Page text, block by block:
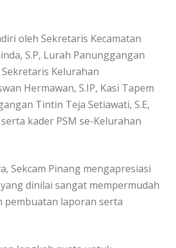
oleh Sekretaris Kecamatan
S.P, Lurah Panunggangan
Kelurahan
Hermawan, S.IP, Kasi Tapem
Tintin Teja Setiawati, S.E,
kader PSM se-Kelurahan
Sekcam Pinang mengapresiasi
dinilai sangat mempermudah
pembuatan laporan serta